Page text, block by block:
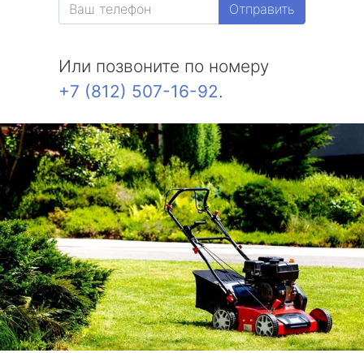
Отправить
Или позвоните по номеру
+7 (812) 507-16-92.